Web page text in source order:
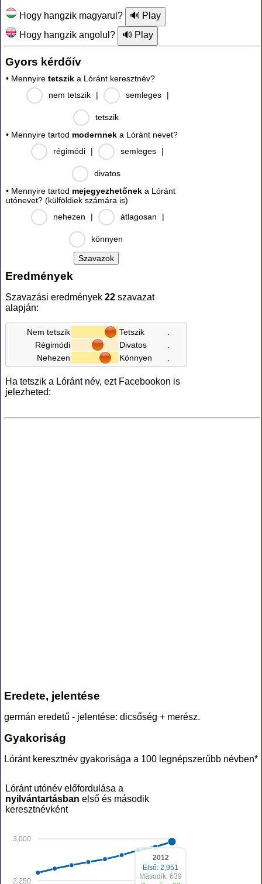
Hogy hangzik magyarul?
Hogy hangzik angolul?
Gyors kérdőív
• Mennyire tetszik a Lóránt keresztnév?
nem tetszik
| semleges |
tetszik
• Mennyire tartod modernnek a Lóránt nevet?
régimódi
| semleges |
divatos
• Mennyire tartod mejegyezhetőnek a Lóránt
utónevet? (külföldiek számára is)
nehezen
| átlagosan |
könnyen
Eredmények
Szavazási eredmények 22 szavazat
alapján:
Nem tetszik Tetszik
Régimódi
Divatos
Nehezen
Könnyen
Ha tetszik a Lóránt név, ezt Facebookon is
jelezheted:
Eredete, jelentése
germán eredetű - jelentése: dicsőség + merész.
Gyakoriság
Lóránt keresztnév gyakorisága a 100 legnépszerűbb névben*
Lóránt utónév előfordulása a
nyilvántartásban első és második
keresztnévként
2,250
3,000
2012
Első: 2,951
Második: 639